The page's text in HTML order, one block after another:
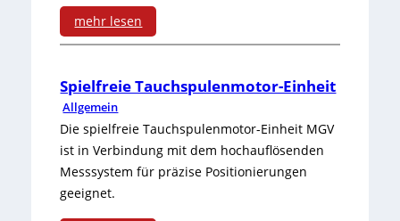
r
s
i
c
h
t
:
mehr lesen
:
M
e
s
s
e
Spielfreie Tauchspulenmotor-Einheit
Allgemein
Die spielfreie Tauchspulenmotor-Einheit MGV
ist in Verbindung mit dem hochauflösenden
Messsystem für präzise Positionierungen
geeignet.